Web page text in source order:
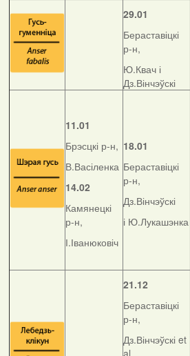
29.01
Бераставіцкі
р-н,
Ю.Квач і
Дз.Вінчэўскі
11.01
Брэсцкі р-н,
В.Васіленка
14.02
Камянецкі
р-н,
І.Іванюковіч
18.01
Бераставіцкі
р-н,
Дз.Вінчэўскі
і Ю.Лукашэнка
21.12
Бераставіцкі
р-н,
Дз.Вінчэўскі et
al.